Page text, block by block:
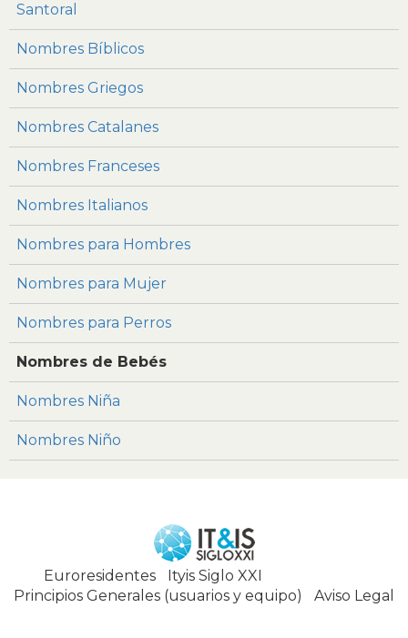
Santoral
Nombres Bíblicos
Nombres Griegos
Nombres Catalanes
Nombres Franceses
Nombres Italianos
Nombres para Hombres
Nombres para Mujer
Nombres para Perros
Nombres de Bebés
Nombres Niña
Nombres Niño
Euroresidentes| Ityis Siglo XXI
Principios Generales (usuarios y equipo)
Aviso Legal